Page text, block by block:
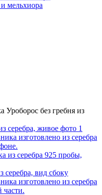
мельхиора
Уроборос без гребня из